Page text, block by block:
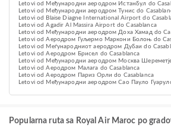
Letovi od Међународни аеродром Истанбул do
Letovi od Међународни аеродром Тунис do
Letovi od Blaise Diagne International Airport do
Letovi od Agadir Al Massira Airport do Casablanca
Letovi od Међународни аеродром Доха Хамад do
Letovi od Аеродром Гуљермо Маркони Болоњ do
Letovi od Меѓународниот аеродром Дубаи do
Letovi od Аеродром Брисел do Casablanca
Letovi od Међународни аеродром Москва
Letovi od Аеродром Малага do Casablanca
Letovi od Aеродром Париз Орли do Casablanca
Letovi od Међународни аеродром Сао Пауло
Popularna ruta sa Royal Air Maroc po